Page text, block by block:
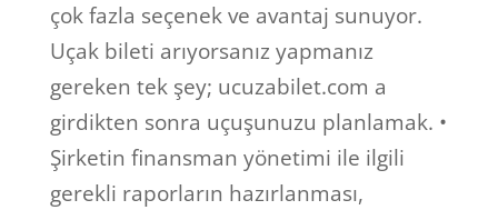
çok fazla seçenek ve avantaj sunuyor.
Uçak bileti arıyorsanız yapmanız
gereken tek şey; ucuzabilet.com a
girdikten sonra uçuşunuzu planlamak. •
Şirketin finansman yönetimi ile ilgili
gerekli raporların hazırlanması,